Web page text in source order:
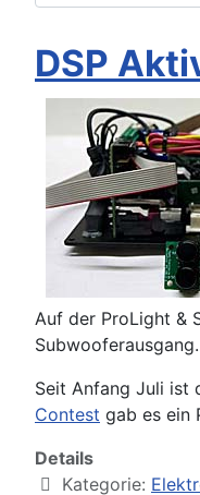
DSP
Auf der ProLight &
Seit Anfang Juli ist
Contest gab es ein
Details
Kategorie: